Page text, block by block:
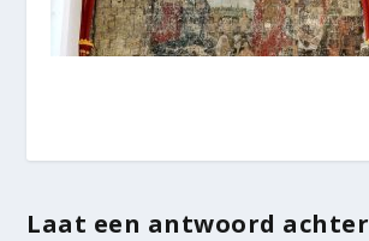
Laat een antwoord achter